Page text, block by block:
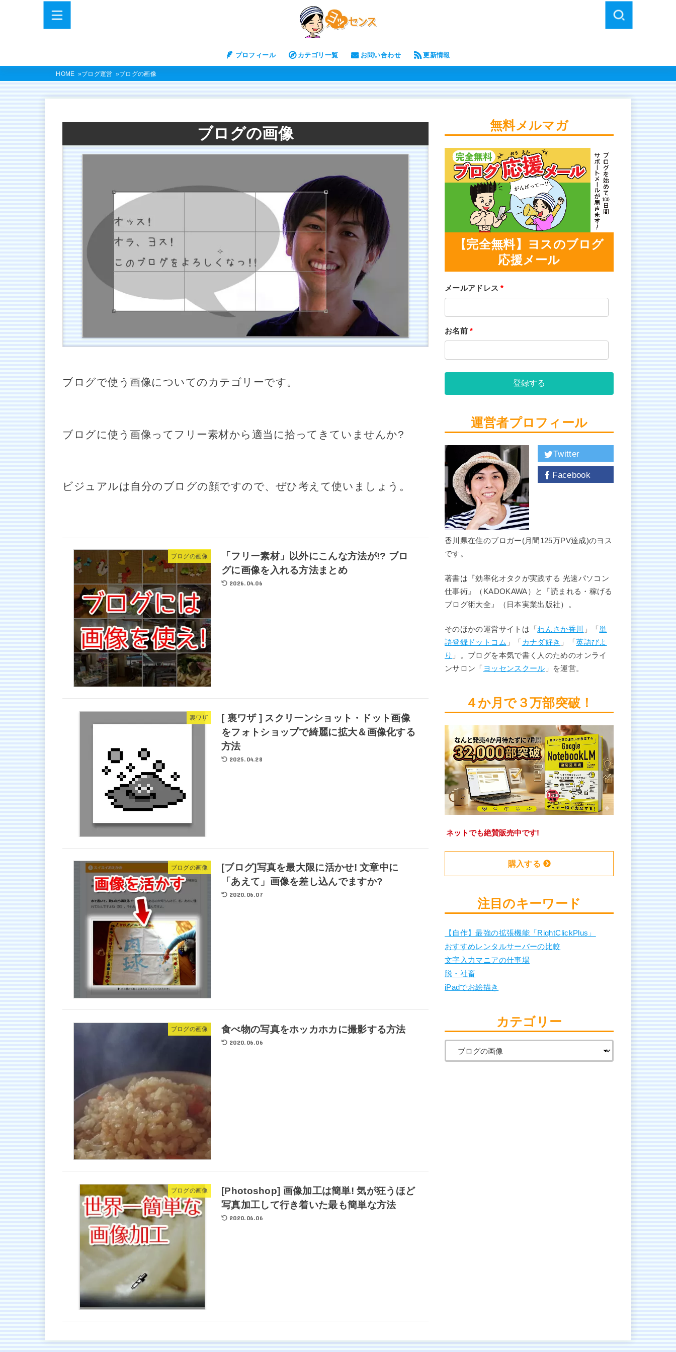
プロフィール カテゴリ一覧 お問い合わせ 更新情報
HOME ブログ運営 ブログの画像
ブログの画像
ブログで使う画像についてのカテゴリーです。
ブログに使う画像ってフリー素材から適当に拾ってきていませんか?
ビジュアルは自分のブログの顔ですので、ぜひ考えて使いましょう。
ブログの画像
「フリー素材」以外にこんな方法が!? ブロ
グに画像を入れる方法まとめ
2026.04.06
裏ワザ
[ 裏ワザ ] スクリーンショット・ドット画像
をフォトショップで綺麗に拡大＆画像化する
方法
2025.04.28
ブログの画像
[ブログ]写真を最大限に活かせ! 文章中に
「あえて」画像を差し込んでますか?
2020.06.07
ブログの画像 食べ物の写真をホッカホカに撮影する方法
2020.06.06
ブログの画像
[Photoshop] 画像加工は簡単! 気が狂うほど
写真加工して行き着いた最も簡単な方法
2020.06.06
無料メルマガ
【完全無料】ヨスのブログ
応援メール
メールアドレス*
お名前*
登録する
運営者プロフィール
Twitter
Facebook
香川県在住のブロガー(月間125万PV達成)のヨス
です。
著書は『効率化オタクが実践する 光速パソコン
仕事術』（KADOKAWA）と『読まれる・稼げる
ブログ術大全』（日本実業出版社）。
そのほかの運営サイトは「わんさか香川 」「単
語登録ドットコム 」「 カナダ好き 」「英語びよ
り 」。ブログを本気で書く人のためのオンライ
ンサロン「 ヨッセンスクール 」を運営。
４か月で３万部突破！
ネットでも絶賛販売中です!
購入する
注目のキーワード
【自作】最強の拡張機能「RightClickPlus」
おすすめレンタルサーバーの比較
文字入力マニアの仕事場
脱・社畜
iPadでお絵描き
カテゴリー